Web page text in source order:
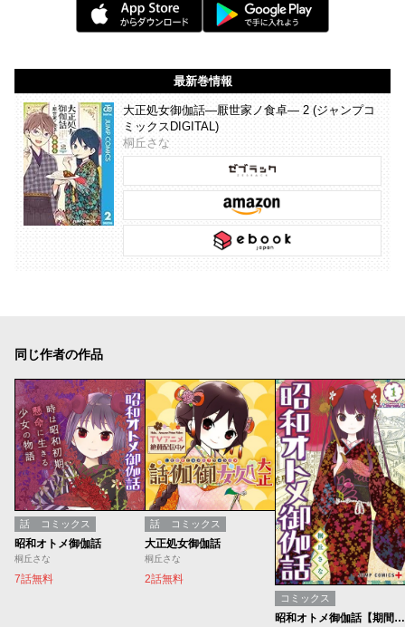
最新巻情報
大正処女御伽話―厭世家ノ食卓― 2 (ジャンプコ
ミックスDIGITAL)
桐丘さな
同じ作者の作品
話 コミックス
昭和オトメ御伽話
桐丘さな
7話無料
話 コミックス
大正処女御伽話
桐丘さな
2話無料
コミックス
昭和オトメ御伽話【期間限定無料】